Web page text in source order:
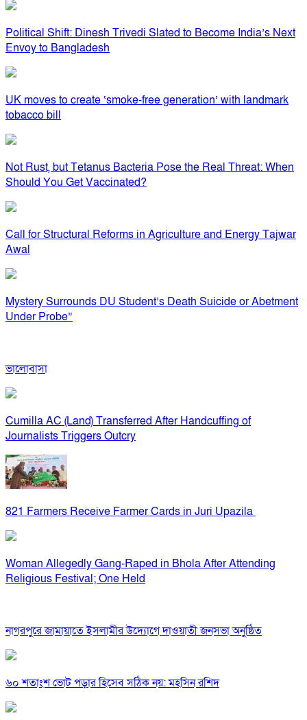
Political Shift: Dinesh Trivedi Slated to Become India’s Next
Envoy to Bangladesh
UK moves to create ‘smoke-free generation’ with landmark
tobacco bill
Not Rust, but Tetanus Bacteria Pose the Real Threat: When
Should You Get Vaccinated?
Call for Structural Reforms in Agriculture and Energy Tajwar
Awal
Mystery Surrounds DU Student’s Death Suicide or Abetment
Under Probe”
ভালোবাসা
Cumilla AC (Land) Transferred After Handcuffing of
Journalists Triggers Outcry
821 Farmers Receive Farmer Cards in Juri Upazila
Woman Allegedly Gang-Raped in Bhola After Attending
Religious Festival; One Held
নাগরপুরে জামায়াতে ইসলামীর উদ্যোগে দাওয়াতী জনসভা অনুষ্ঠিত
৬০ শতাংশ ভোট পড়ার হিসেব সঠিক নয়: মহসিন রশিদ